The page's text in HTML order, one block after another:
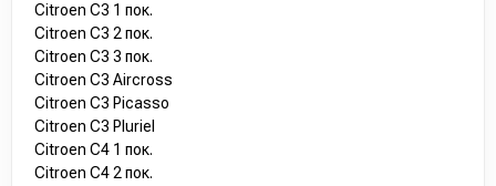
Citroen C3 1 пок.
Citroen C3 2 пок.
Citroen C3 3 пок.
Citroen C3 Aircross
Citroen C3 Picasso
Citroen C3 Pluriel
Citroen C4 1 пок.
Citroen C4 2 пок.